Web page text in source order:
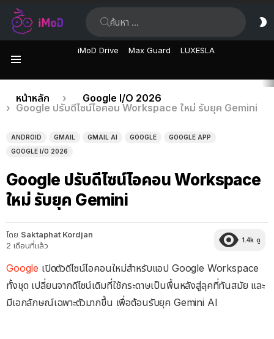
iMoD Drive Max Guard LUXESLA
เรื่อง
ล่าสุด
คุณอยู่ที่นี่:
หน้าหลัก
Google I/O 2026
Google ปรับดีไซน์ไอคอน Workspace ใหม่ รับยุค Gemini
ANDROID GMAIL GMAIL AI GOOGLE
GOOGLE APP
GOOGLE I/O 2026
Google ปรับดีไซน์ไอคอน Workspace
ใหม่ รับยุค Gemini
โดย Saktaphat Kordjan
2 เดือนที่แล้ว
1.4k ดู
Google เปิดตัวดีไซน์ไอคอนใหม่สำหรับแอป Google Workspace
ทั้งชุด เปลี่ยนจากดีไซน์เดิมที่ใช้กระดาษเป็นพื้นหลังสู่ลุคที่ทันสมัย และ
มีเอกลักษณ์เฉพาะตัวมากขึ้น เพื่อต้อนรับยุค Gemini AI